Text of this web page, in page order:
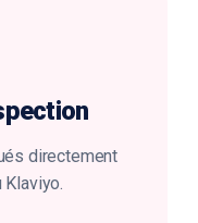
directement